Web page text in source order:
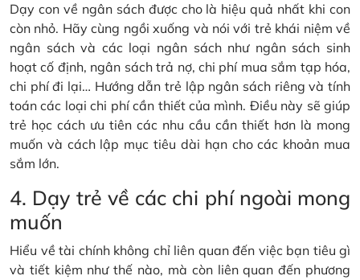
Dạy con về ngân sách được cho là hiệu quả nhất khi con
còn nhỏ. Hãy cùng ngồi xuống và nói với trẻ khái niệm về
ngân sách và các loại ngân sách như ngân sách sinh
hoạt cố định, ngân sách trả nợ, chi phí mua sắm tạp hóa,
chi phí đi lại… Hướng dẫn trẻ lập ngân sách riêng và tính
toán các loại chi phí cần thiết của mình. Điều này sẽ giúp
trẻ học cách ưu tiên các nhu cầu cần thiết hơn là mong
muốn và cách lập mục tiêu dài hạn cho các khoản mua
sắm lớn.
4. Dạy trẻ về các chi phí ngoài mong
muốn
Hiểu về tài chính không chỉ liên quan đến việc bạn tiêu gì
và tiết kiệm như thế nào, mà còn liên quan đến phương